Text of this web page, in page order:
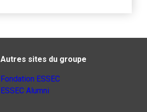
Autres sites du groupe
Fondation ESSEC
ESSEC Alumni